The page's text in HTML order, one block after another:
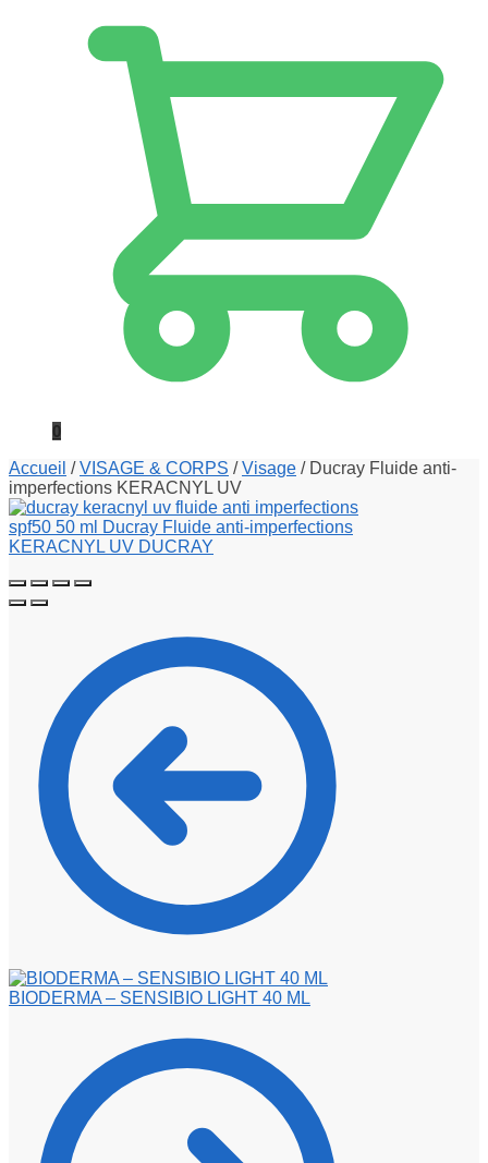
0
Accueil /VISAGE & CORPS /Visage / Ducray Fluide anti-
imperfections KERACNYL UV
BIODERMA – SENSIBIO LIGHT 40 ML